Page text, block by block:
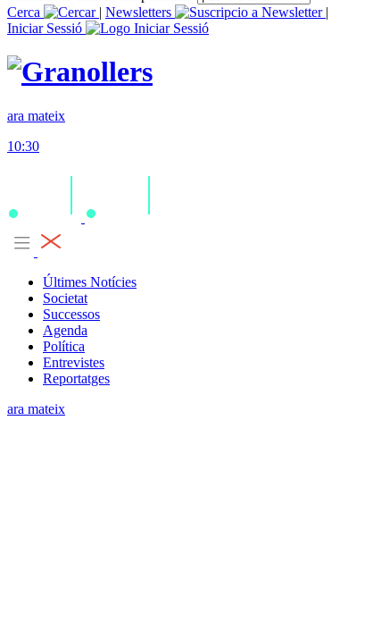
Cerca
| Newsletters
|
Iniciar Sessió
ara mateix
10:30
Últimes Notícies
Societat
Successos
Agenda
Política
Entrevistes
Reportatges
ara mateix